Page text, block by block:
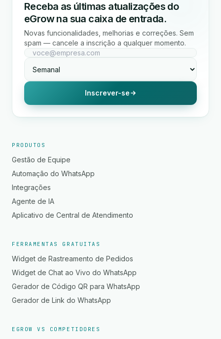
Receba as últimas atualizações do
eGrow na sua caixa de entrada.
Novas funcionalidades, melhorias e correções. Sem
spam — cancele a inscrição a qualquer momento.
Inscrever-se
PRODUTOS
Gestão de Equipe
Automação do WhatsApp
Integrações
Agente de IA
Aplicativo de Central de Atendimento
FERRAMENTAS GRATUITAS
Widget de Rastreamento de Pedidos
Widget de Chat ao Vivo do WhatsApp
Gerador de Código QR para WhatsApp
Gerador de Link do WhatsApp
EGROW VS COMPETIDORES